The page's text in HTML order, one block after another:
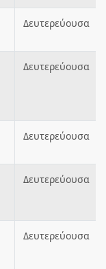
Δευτερεύουσα
Δευτερεύουσα
Δευτερεύουσα
Δευτερεύουσα
Δευτερεύουσα